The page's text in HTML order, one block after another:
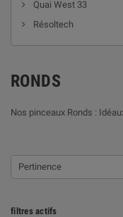
Quai West 33
Résoltech
RONDS
Nos pinceaux Ronds :
Pertinence
filtres actifs